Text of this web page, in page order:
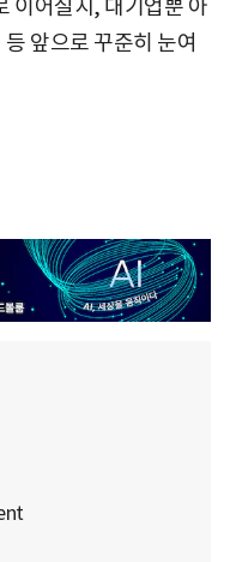
이어질지, 대기업뿐 아
앞으로 꾸준히 눈여